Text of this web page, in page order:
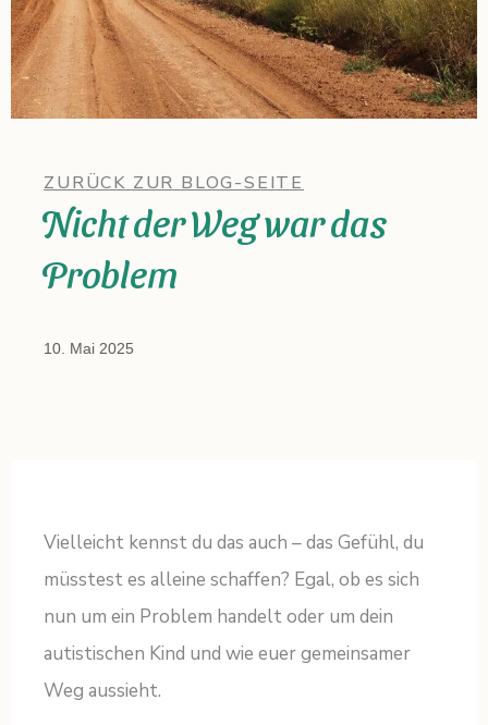
ZURÜCK ZUR BLOG-SEITE
Nicht der Weg war das
Problem
10. Mai 2025
Vielleicht kennst du das auch – das Gefühl, du
müsstest es alleine schaffen? Egal, ob es sich
nun um ein Problem handelt oder um dein
autistischen Kind und wie euer gemeinsamer
Weg aussieht.